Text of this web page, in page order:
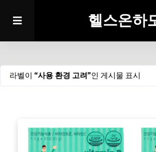
헬스온하
라벨이 사용 환경 고려 인 게시물 표시